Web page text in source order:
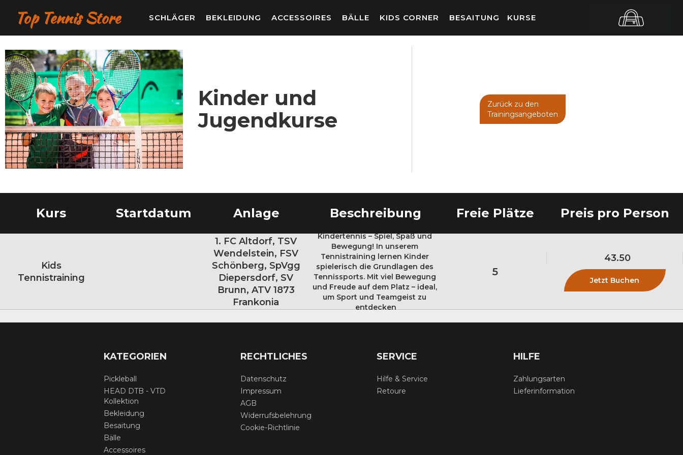
Top Tennis Store SCHLÄGER BEKLEIDUNG ACCESSOIRES BÄLLE KIDS CORNER BESAITUNG KURSE
Kinder und
Jugendkurse
Zurück zu den
Trainingsangeboten
Kurs Startdatum Anlage Beschreibung Freie Plätze Preis pro Person
Kids
Tennistraining
1. FC Altdorf, TSV
Wendelstein, FSV
Schönberg, SpVgg
Diepersdorf, SV
Brunn, ATV 1873
Frankonia
Kindertennis – Spiel, Spaß und
Bewegung! In unserem
Tennistraining lernen Kinder
spielerisch die Grundlagen des
Tennissports. Mit viel Bewegung
und Freude auf dem Platz – ideal,
um Sport und Teamgeist zu
entdecken
5
43.50
Jetzt Buchen
KATEGORIEN
Pickleball
HEAD DTB - VTD
Kollektion
Bekleidung
Besaitung
Bälle
Accessoires
RECHTLICHES
Datenschutz
Impressum
AGB
Widerrufsbelehrung
Cookie-Richtlinie
SERVICE
Hilfe & Service
Retoure
HILFE
Zahlungsarten
Lieferinformation